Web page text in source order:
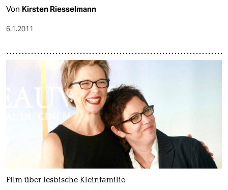
Von Kirsten Riesselmann
6.1.2011
Film über lesbische Kleinfamilie